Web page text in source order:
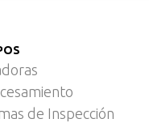
de Inspección